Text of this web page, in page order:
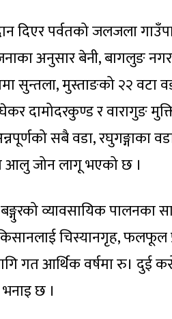
पर्वतको जलजला
अनुसार बेनी, बागलुङ
सुन्तला, मुस्ताङको २२ वटा
दामोदरकुण्ड र वारागुङ
सबै वडा, रघुगङ्गाका
आलु जोन लागू भएको छ ।
व्यावसायिक पालनका
चिस्यानगृह, फलफूल
गत आर्थिक वर्षमा रु। दुई
छ ।